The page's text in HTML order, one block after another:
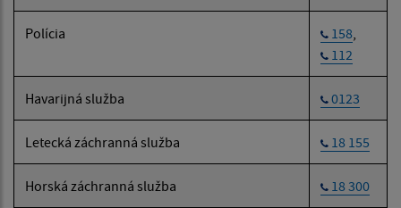
Polícia 158,
112
Havarijná služba 0123
Letecká záchranná služba 18 155
Horská záchranná služba 18 300